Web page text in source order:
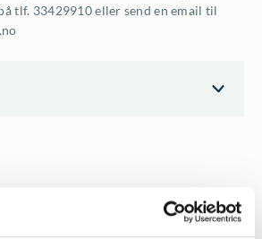
tlf. 33429910 eller send en email til